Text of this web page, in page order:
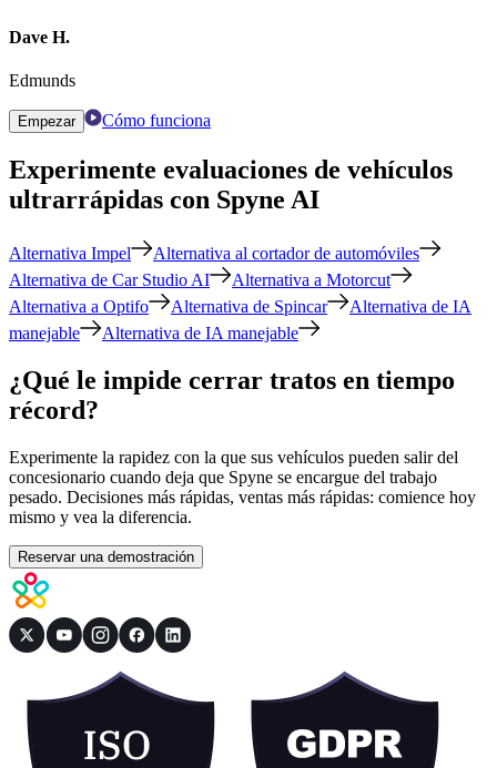
Dave H.
Edmunds
Empezar Cómo funciona
Experimente evaluaciones de vehículos
ultrarrápidas con Spyne AI
Alternativa Impel
Alternativa al cortador de automóviles
Alternativa de Car Studio AI
Alternativa a Motorcut
Alternativa a Optifo
Alternativa de Spincar
Alternativa de IA
manejable
Alternativa de IA manejable
¿Qué le impide cerrar tratos en tiempo
récord?
Experimente la rapidez con la que sus vehículos pueden salir del
concesionario cuando deja que Spyne se encargue del trabajo
pesado. Decisiones más rápidas, ventas más rápidas: comience hoy
mismo y vea la diferencia.
Reservar una demostración